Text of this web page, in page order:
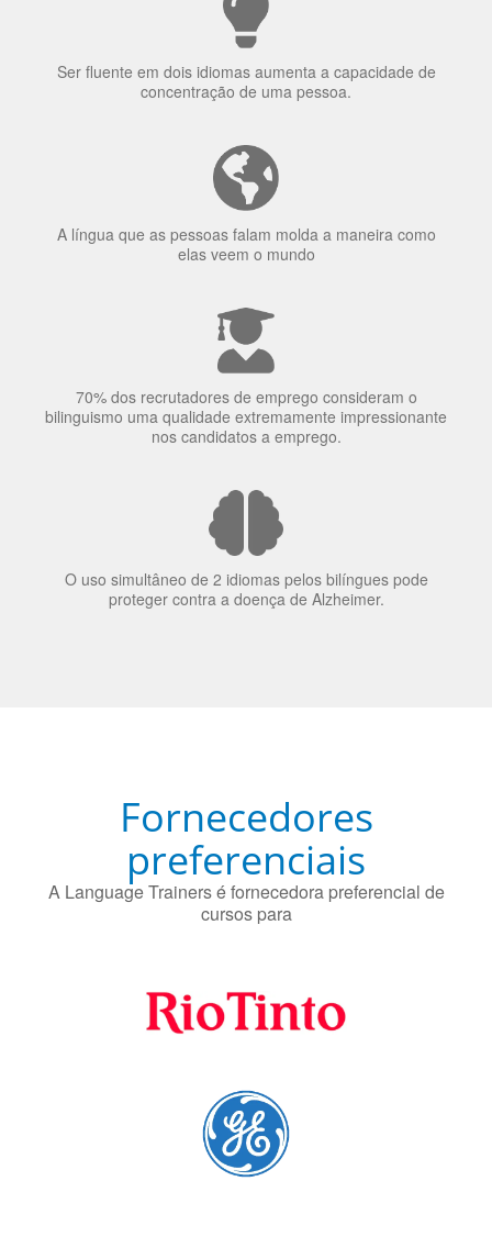
concentração de uma pessoa.
elas veem o mundo
70% dos recrutadores de emprego consideram o
nos candidatos a emprego.
Fornecedores
preferenciais